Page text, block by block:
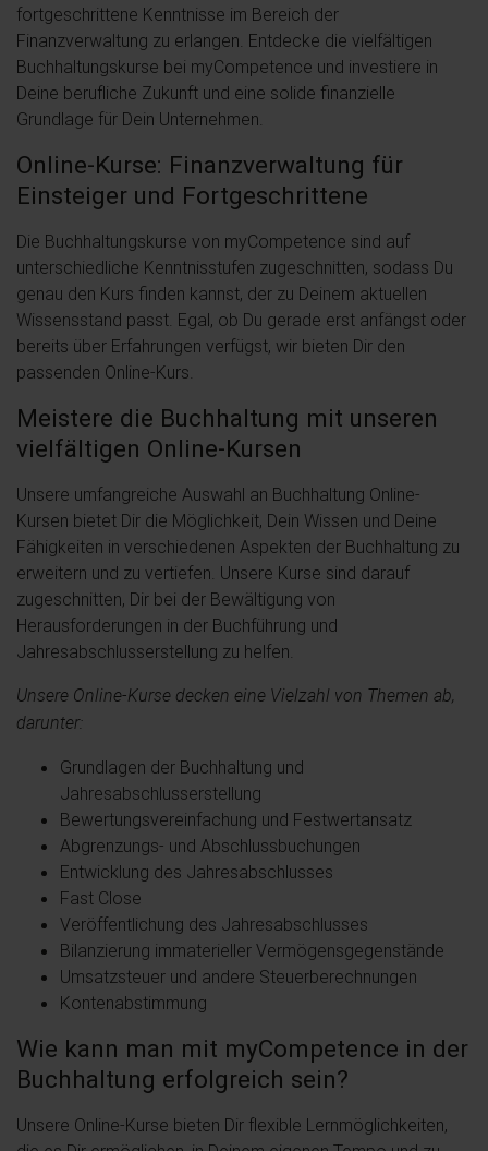
fortgeschrittene Kenntnisse im Bereich der
Finanzverwaltung zu erlangen. Entdecke die vielfältigen
Buchhaltungskurse bei myCompetence und investiere in
Deine berufliche Zukunft und eine solide finanzielle
Grundlage für Dein Unternehmen.
Online-Kurse: Finanzverwaltung für
Einsteiger und Fortgeschrittene
Die Buchhaltungskurse von myCompetence sind auf
unterschiedliche Kenntnisstufen zugeschnitten, sodass Du
genau den Kurs finden kannst, der zu Deinem aktuellen
Wissensstand passt. Egal, ob Du gerade erst anfängst oder
bereits über Erfahrungen verfügst, wir bieten Dir den
passenden Online-Kurs.
Meistere die Buchhaltung mit unseren
vielfältigen Online-Kursen
Unsere umfangreiche Auswahl an Buchhaltung Online-
Kursen bietet Dir die Möglichkeit, Dein Wissen und Deine
Fähigkeiten in verschiedenen Aspekten der Buchhaltung zu
erweitern und zu vertiefen. Unsere Kurse sind darauf
zugeschnitten, Dir bei der Bewältigung von
Herausforderungen in der Buchführung und
Jahresabschlusserstellung zu helfen.
Unsere Online-Kurse decken eine Vielzahl von Themen ab,
darunter:
Grundlagen der Buchhaltung und
Jahresabschlusserstellung
Bewertungsvereinfachung und Festwertansatz
Abgrenzungs- und Abschlussbuchungen
Entwicklung des Jahresabschlusses
Fast Close
Veröffentlichung des Jahresabschlusses
Bilanzierung immaterieller Vermögensgegenstände
Umsatzsteuer und andere Steuerberechnungen
Kontenabstimmung
Wie kann man mit myCompetence in der
Buchhaltung erfolgreich sein?
Unsere Online-Kurse bieten Dir flexible Lernmöglichkeiten,